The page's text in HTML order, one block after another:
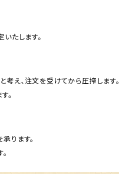
たします。
え、注文を受けてから圧搾します。
。
ります。